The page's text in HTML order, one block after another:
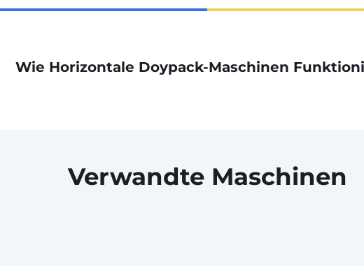
Wie Horizontale Doypack-Maschinen
Verwandte Maschinen